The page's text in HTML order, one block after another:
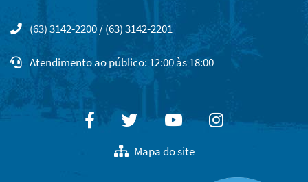
(63) 3142-2200 / (63) 3142-2201
Atendimento ao público: 12:00 às 18:00
FacebookTwitterYoutubeInstagram
Mapa do site